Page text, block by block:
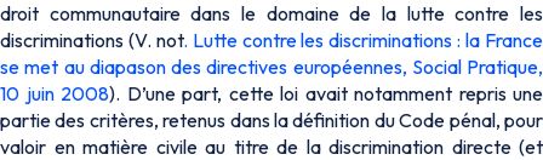
droit communautaire dans le domaine de la lutte contre les
discriminations (V. not. Lutte contre les discriminations : la France
se met au diapason des directives européennes, Social Pratique,
10 juin 2008). D’une part, cette loi avait notamment repris une
partie des critères, retenus dans la définition du Code pénal, pour
valoir en matière civile au titre de la discrimination directe (et